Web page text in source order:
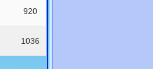
920
1036